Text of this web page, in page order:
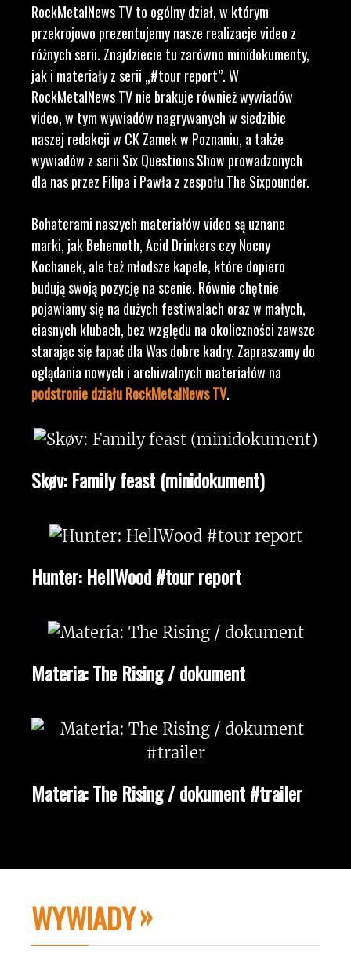
RockMetalNews TV to ogólny dział, w którym
przekrojowo prezentujemy nasze realizacje video z
różnych serii. Znajdziecie tu zarówno minidokumenty,
jak i materiały z serii „#tour report”. W
RockMetalNews TV nie brakuje również wywiadów
video, w tym wywiadów nagrywanych w siedzibie
naszej redakcji w CK Zamek w Poznaniu, a także
wywiadów z serii Six Questions Show prowadzonych
dla nas przez Filipa i Pawła z zespołu The Sixpounder.
Bohaterami naszych materiałów video są uznane
marki, jak Behemoth, Acid Drinkers czy Nocny
Kochanek, ale też młodsze kapele, które dopiero
budują swoją pozycję na scenie. Równie chętnie
pojawiamy się na dużych festiwalach oraz w małych,
ciasnych klubach, bez względu na okoliczności zawsze
starając się łapać dla Was dobre kadry. Zapraszamy do
oglądania nowych i archiwalnych materiałów na
podstronie działu RockMetalNews TV.
Skøv: Family feast (minidokument)
Hunter: HellWood #tour report
Materia: The Rising / dokument
Materia: The Rising / dokument #trailer
WYWIADY